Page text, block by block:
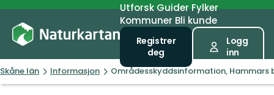
UtforskGuiderFylker
Kommuner Bli kunde
Registrer
deg
Logg
inn
Skåne län Informasjon Områdesskyddsinformation, Hammars